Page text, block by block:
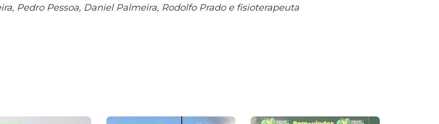
Pedro Pessoa, Daniel Palmeira, Rodolfo Prado e fisioterapeuta